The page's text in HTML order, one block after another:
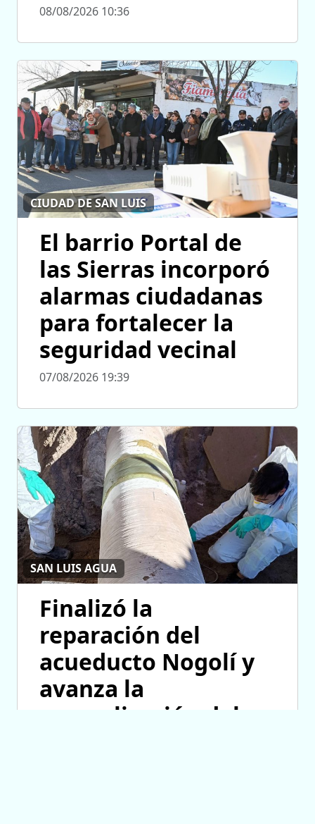
08/08/2026 10:36
CIUDAD DE SAN LUIS
El barrio Portal de
las Sierras incorporó
alarmas ciudadanas
para fortalecer la
seguridad vecinal
07/08/2026 19:39
SAN LUIS AGUA
Finalizó la
reparación del
acueducto Nogolí y
avanza la
normalización del